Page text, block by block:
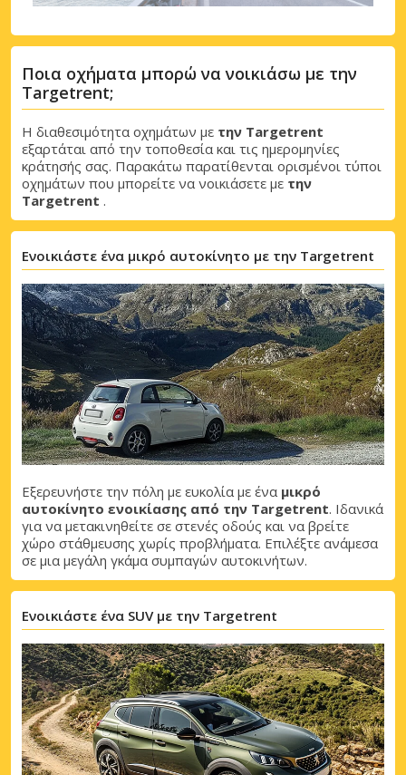
Ποια οχήματα μπορώ να νοικιάσω με την
Targetrent;
Η διαθεσιμότητα οχημάτων με την Targetrent
εξαρτάται από την τοποθεσία και τις ημερομηνίες
κράτησής σας. Παρακάτω παρατίθενται ορισμένοι τύποι
οχημάτων που μπορείτε να νοικιάσετε με την
Targetrent .
Ενοικιάστε ένα μικρό αυτοκίνητο με την Targetrent
Εξερευνήστε την πόλη με ευκολία με ένα μικρό
αυτοκίνητο ενοικίασης από την Targetrent. Ιδανικά
για να μετακινηθείτε σε στενές οδούς και να βρείτε
χώρο στάθμευσης χωρίς προβλήματα. Επιλέξτε ανάμεσα
σε μια μεγάλη γκάμα συμπαγών αυτοκινήτων.
Ενοικιάστε ένα SUV με την Targetrent